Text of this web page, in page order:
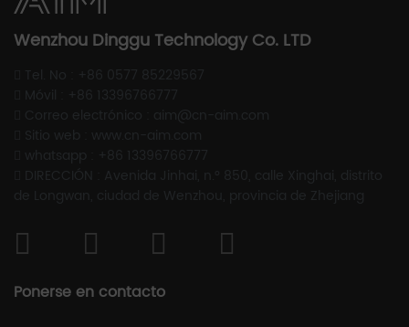
Wenzhou Dinggu Technology Co. LTD
Ponerse en contacto